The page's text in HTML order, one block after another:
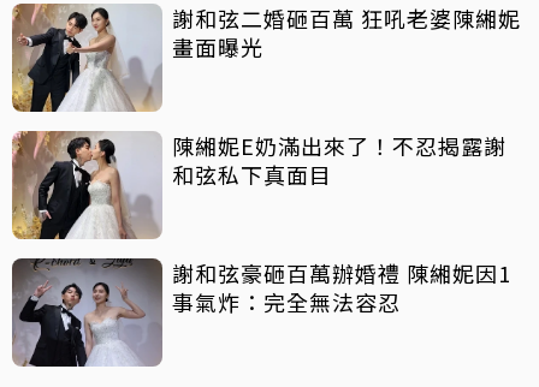
謝和弦二婚砸百萬 狂吼老婆陳緗妮
畫面曝光
陳緗妮E奶滿出來了！不忍揭露謝
和弦私下真面目
謝和弦豪砸百萬辦婚禮 陳緗妮因1
事氣炸：完全無法容忍